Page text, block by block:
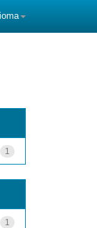
1
1